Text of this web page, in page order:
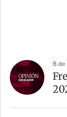
8 de